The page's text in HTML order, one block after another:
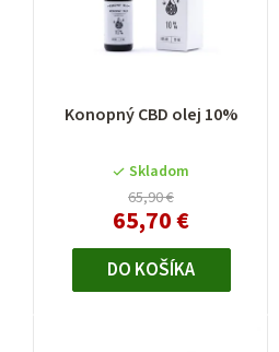
Konopný CBD olej 10%
Skladom
65,90 €
65,70 €
DO KOŠÍKA